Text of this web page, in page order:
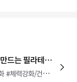
근력을 향상시켜 탄탄하고 예쁜 몸을 만드는 필라테스 프로그램
#체력강화/건강유지